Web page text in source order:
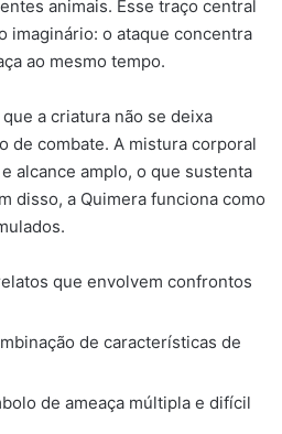
animais. Esse traço central
imaginário: o ataque concentra
ao mesmo tempo.
a criatura não se deixa
de combate. A mistura corporal
alcance amplo, o que sustenta
disso, a Quimera funciona como
que envolvem confrontos
de características de
de ameaça múltipla e difícil